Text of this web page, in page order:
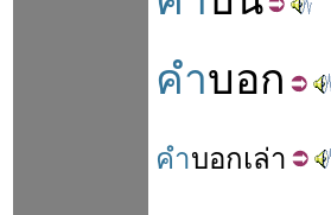
คำบอก
คำบอกเล่า